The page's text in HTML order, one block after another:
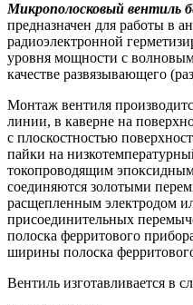
Микрополосковый вентиль
предназначен для работы в
радиоэлектронной
уровня мощности с
качестве развязывающего
Монтаж вентиля
линии, в каверне на
с плоскостностью
пайки на
токопроводящим
соединяются золотыми
расщепленным электродом
присоединительных
полоска ферритового
ширины полоска
Вентиль изготавливается в